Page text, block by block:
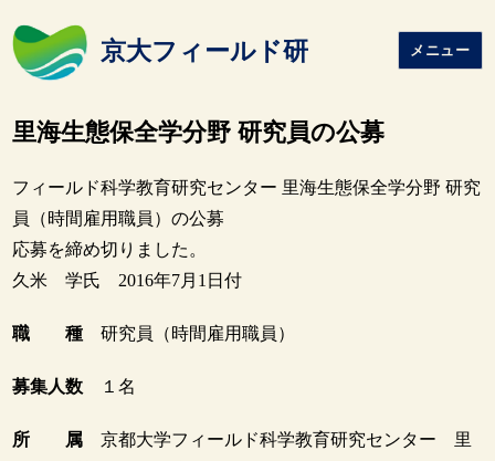
京大フィールド研 メニュー
里海生態保全学分野 研究員の公募
フィールド科学教育研究センター 里海生態保全学分野 研究
員（時間雇用職員）の公募
応募を締め切りました。
久米 学氏 2016年7月1日付
職 種 研究員（時間雇用職員）
募集人数 １名
所 属 京都大学フィールド科学教育研究センター 里